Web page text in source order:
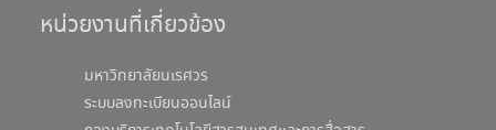
หน่วยงานที่เกี่ยวข้อง
มหาวิทยาลัยนเรศวร
ระบบลงทะเบียนออนไลน์